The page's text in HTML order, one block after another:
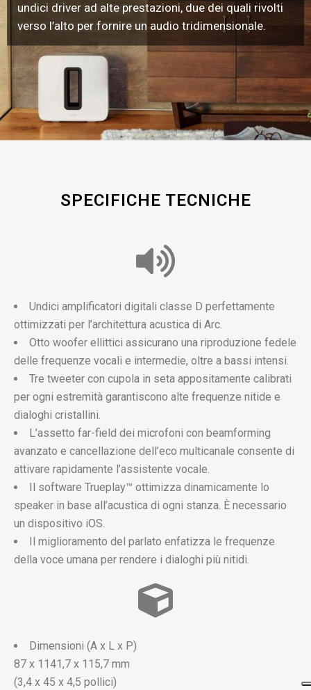
undici driver ad alte prestazioni, due dei quali rivolti
verso l’alto per fornire un audio tridimensionale.
SPECIFICHE TECNICHE
Undici amplificatori digitali classe D perfettamente
ottimizzati per l’architettura acustica di Arc.
Otto woofer ellittici assicurano una riproduzione fedele
delle frequenze vocali e intermedie, oltre a bassi intensi.
Tre tweeter con cupola in seta appositamente calibrati
per ogni estremità garantiscono alte frequenze nitide e
dialoghi cristallini.
L’assetto far-field dei microfoni con beamforming
avanzato e cancellazione dell’eco multicanale consente di
attivare rapidamente l’assistente vocale.
Il software Trueplay™ ottimizza dinamicamente lo
speaker in base all’acustica di ogni stanza. È necessario
un dispositivo iOS.
Il miglioramento del parlato enfatizza le frequenze
della voce umana per rendere i dialoghi più nitidi.
Dimensioni (A x L x P)
87 x 1141,7 x 115,7 mm
(3,4 x 45 x 4,5 pollici)